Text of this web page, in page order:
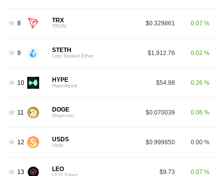
8 TRX
TRON $0.329861 0.07 %
9 STETH
Lido Staked Ether $1,912.76 0.02 %
10 HYPE
Hyperliquid $54.98 0.26 %
11 DOGE
Dogecoin $0.070039 0.06 %
12 USDS
Usds $0.999850 0.00 %
13 LEO
LEO Token $9.73 0.07 %